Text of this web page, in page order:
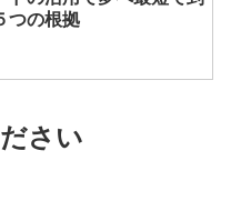
つの根拠
さい